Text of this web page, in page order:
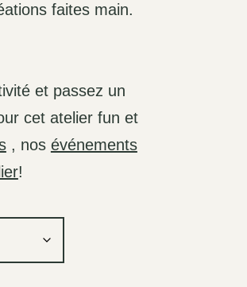
faites main.
et passez un
cet atelier fun et
, nos événements
!